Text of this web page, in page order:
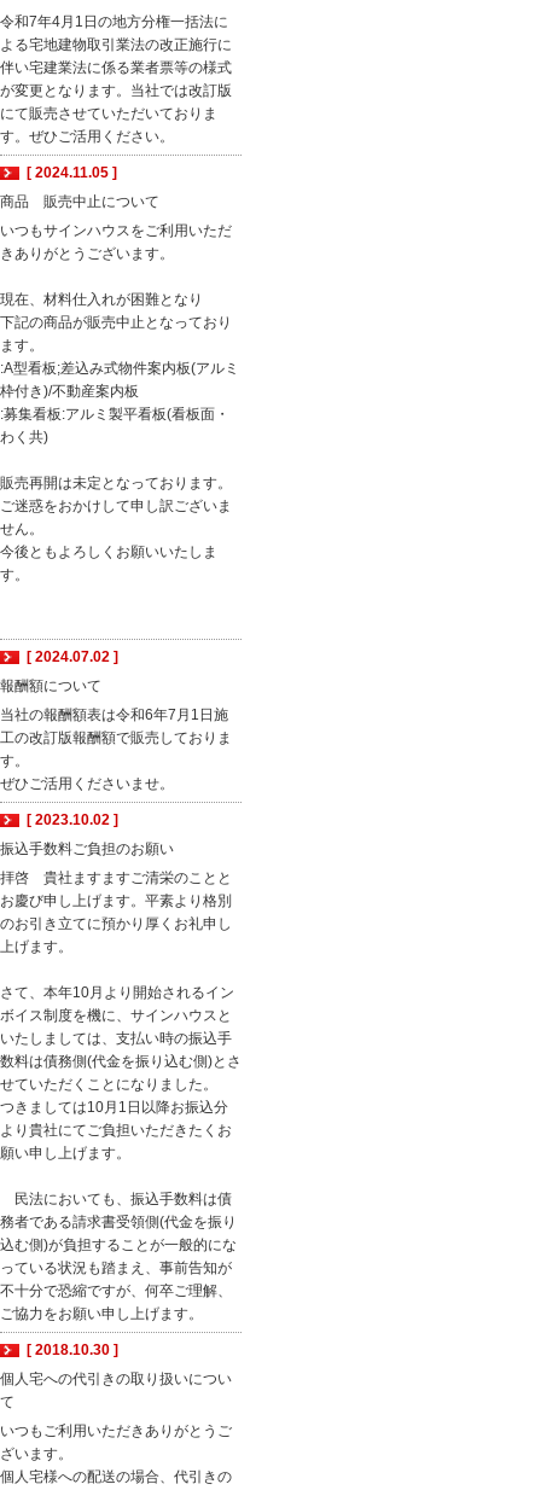
令和7年4月1日の地方分権一括法に
よる宅地建物取引業法の改正施行に
伴い宅建業法に係る業者票等の様式
が変更となります。当社では改訂版
にて販売させていただいておりま
す。ぜひご活用ください。
[ 2024.11.05 ]
商品 販売中止について
いつもサインハウスをご利用いただ
きありがとうございます。
現在、材料仕入れが困難となり
下記の商品が販売中止となっており
ます。
:A型看板;差込み式物件案内板(アルミ
枠付き)/不動産案内板
:募集看板:アルミ製平看板(看板面・
わく共)
販売再開は未定となっております。
ご迷惑をおかけして申し訳ございま
せん。
今後ともよろしくお願いいたしま
す。
[ 2024.07.02 ]
報酬額について
当社の報酬額表は令和6年7月1日施
工の改訂版報酬額で販売しておりま
す。
ぜひご活用くださいませ。
[ 2023.10.02 ]
振込手数料ご負担のお願い
拝啓 貴社ますますご清栄のことと
お慶び申し上げます。平素より格別
のお引き立てに預かり厚くお礼申し
上げます。
さて、本年10月より開始されるイン
ボイス制度を機に、サインハウスと
いたしましては、支払い時の振込手
数料は債務側(代金を振り込む側)とさ
せていただくことになりました。
つきましては10月1日以降お振込分
より貴社にてご負担いただきたくお
願い申し上げます。
民法においても、振込手数料は債
務者である請求書受領側(代金を振り
込む側)が負担することが一般的にな
っている状況も踏まえ、事前告知が
不十分で恐縮ですが、何卒ご理解、
ご協力をお願い申し上げます。
[ 2018.10.30 ]
個人宅への代引きの取り扱いについ
て
いつもご利用いただきありがとうご
ざいます。
個人宅様への配送の場合、代引きの